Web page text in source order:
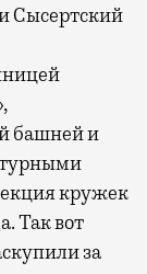
Сысертский
башней и
кружек
Так вот
за